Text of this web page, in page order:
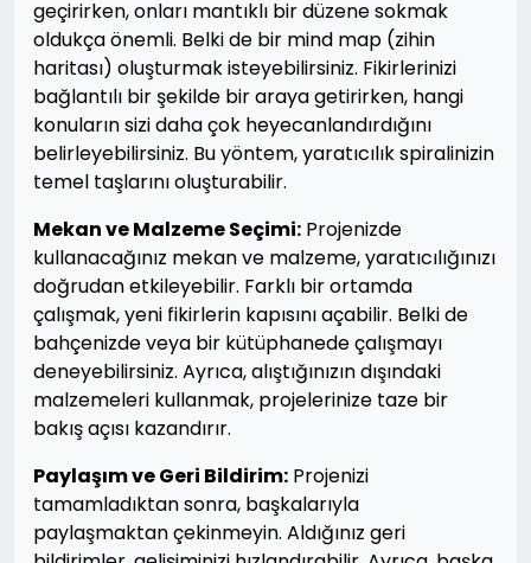
geçirirken, onları mantıklı bir düzene sokmak
oldukça önemli. Belki de bir mind map (zihin
haritası) oluşturmak isteyebilirsiniz. Fikirlerinizi
bağlantılı bir şekilde bir araya getirirken, hangi
konuların sizi daha çok heyecanlandırdığını
belirleyebilirsiniz. Bu yöntem, yaratıcılık spiralinizin
temel taşlarını oluşturabilir.
Mekan ve Malzeme Seçimi: Projenizde
kullanacağınız mekan ve malzeme, yaratıcılığınızı
doğrudan etkileyebilir. Farklı bir ortamda
çalışmak, yeni fikirlerin kapısını açabilir. Belki de
bahçenizde veya bir kütüphanede çalışmayı
deneyebilirsiniz. Ayrıca, alıştığınızın dışındaki
malzemeleri kullanmak, projelerinize taze bir
bakış açısı kazandırır.
Paylaşım ve Geri Bildirim: Projenizi
tamamladıktan sonra, başkalarıyla
paylaşmaktan çekinmeyin. Aldığınız geri